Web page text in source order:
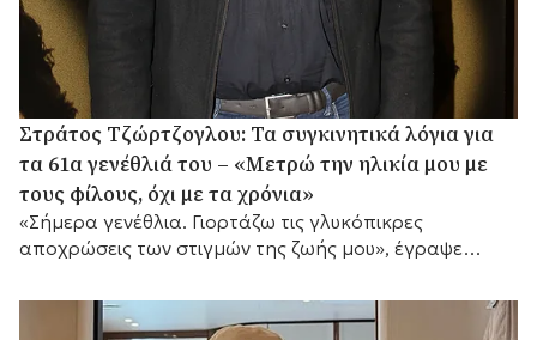
Στράτος Τζώρτζογλου: Τα συγκινητικά λόγια για
τα 61α γενέθλιά του – «Μετρώ την ηλικία μου με
τους φίλους, όχι με τα χρόνια»
«Σήμερα γενέθλια. Γιορτάζω τις γλυκόπικρες
αποχρώσεις των στιγμών της ζωής μου», έγραψε